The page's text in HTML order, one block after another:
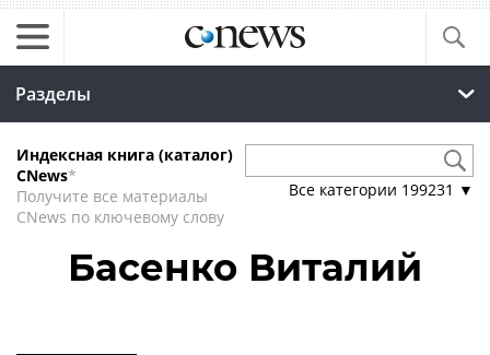
Разделы
Индексная книга (каталог)
CNews*
Получите все материалы
CNews по ключевому слову
Все категории 199231 ▼
Басенко Виталий